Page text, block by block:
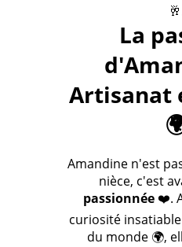
La
Artisanat
Amandine n'est
nièce, c'est
passionnée❤️.
curiosité
du monde 🌍,